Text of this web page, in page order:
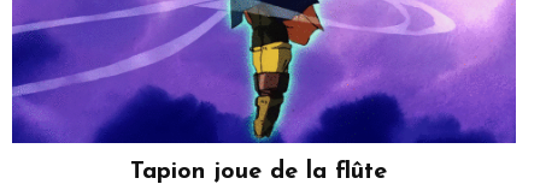
Tapion joue de la flûte